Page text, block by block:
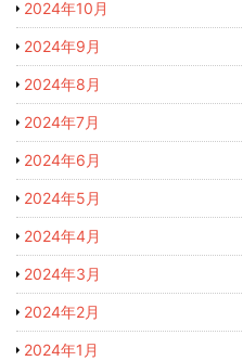
2024年10月
2024年9月
2024年8月
2024年7月
2024年6月
2024年5月
2024年4月
2024年3月
2024年2月
2024年1月